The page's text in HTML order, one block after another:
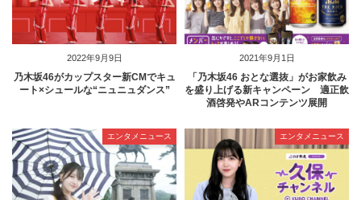
2022年9月9日
乃木坂46がカップスター新CMでキュ
ート×シュールな“ニュニュダンス”
2021年9月1日
「乃木坂46 おとな選抜」がお家飲み
を盛り上げる新キャンペーン 適正飲
酒啓発やARコンテンツ展開
エンタメニュース エンタメニュース